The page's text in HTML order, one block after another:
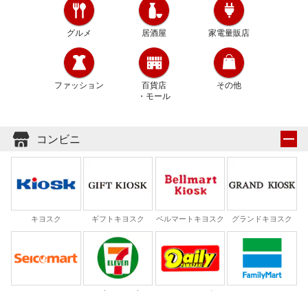
グルメ 居酒屋 家電量販店
ファッション
百貨店
・モール
その他
コンビニ
キヨスク ギフトキヨスク ベルマートキヨスク グランドキヨスク